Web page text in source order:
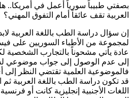
بصفتي طبيباً سورياً أعمل في أمريكا..
العربية تقف عائقاً أمام التفوق المهني؟
إن سؤال دراسة الطب باللغة العربية
لمجموعة من الأطباء السوريين على
عادة يأتي مشحوناً بالتجارب الشخصية
إلى عدم الوصول إلى جواب موضوعي
فالموضوعية العلمية تقتضي النظر إلى
قد تكون دراسة الطب باللغة العربية
اللغات الأجنبية إنجليزية كانت أو